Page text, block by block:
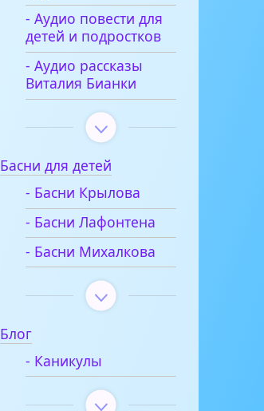
- Аудио повести для
детей и подростков
- Аудио рассказы
Виталия Бианки
Басни для детей
- Басни Крылова
- Басни Лафонтена
- Басни Михалкова
Блог
- Каникулы